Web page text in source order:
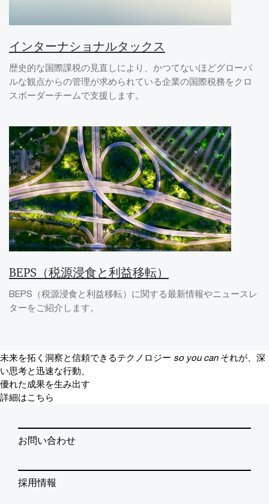
インターナショナルタックス
歴史的な国際課税の見直しにより、かつてないほどグローバ
ルな観点からの管理が求められている企業の国際税務をクロ
スボーダーチームで支援します。
BEPS（税源浸食と利益移転）
BEPS（税源浸食と利益移転）に関する最新情報やニュースレ
ターをご紹介します。
未来を拓く洞察と信頼できるテクノロジー so you can それが、深
い思考と迅速な行動、
優れた成果を生み出す
詳細はこちら
お問い合わせ
採用情報